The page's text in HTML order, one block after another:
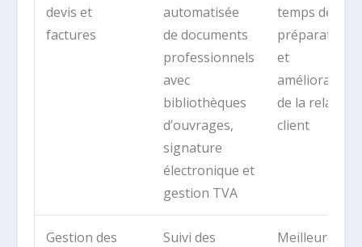
devis et
factures
automatisée
de documents
professionnels
avec
bibliothèques
d’ouvrages,
signature
électronique et
gestion TVA
temps de
préparation
et
amélioration
de la relation
client
Gestion des
Suivi des
Meilleure